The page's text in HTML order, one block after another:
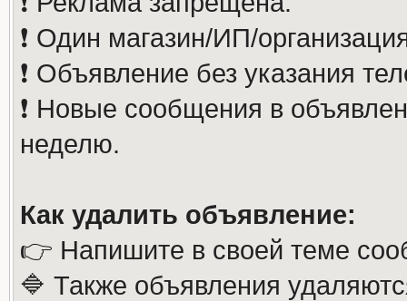
❗️ Один магазин/ИП/
❗️ Объявление без указания
❗️ Новые сообщения в
неделю.
Как удалить объявление:
👉 Напишите в своей теме
🔷 Также объявления